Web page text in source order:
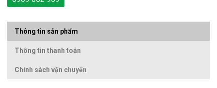
Thông tin sản phẩm
Thông tin thanh toán
Chính sách vận chuyển